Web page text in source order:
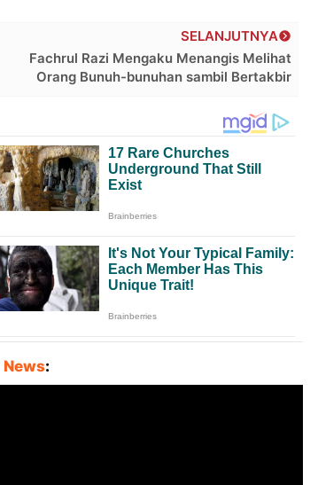
SELANJUTNYA
Fachrul Razi Mengaku Menangis Melihat
Orang Bunuh-bunuhan sambil Bertakbir
News: